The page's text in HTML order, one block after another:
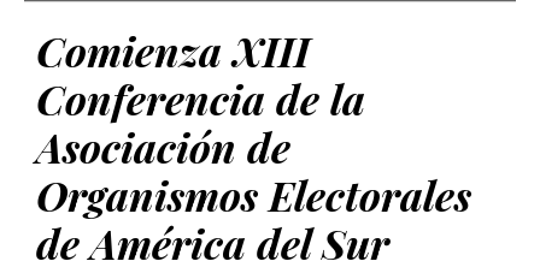
Comienza XIII
Conferencia de la
Asociación de
Organismos Electorales
de América del Sur